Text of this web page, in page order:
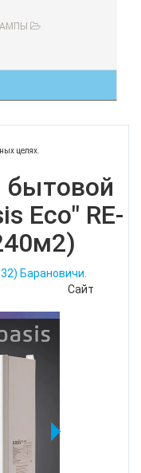
целях.
бытовой
Eco" RE-
Барановичи.
Сайт